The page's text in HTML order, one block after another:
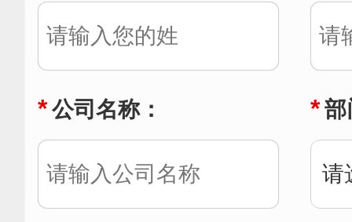
*公司名称： * 部